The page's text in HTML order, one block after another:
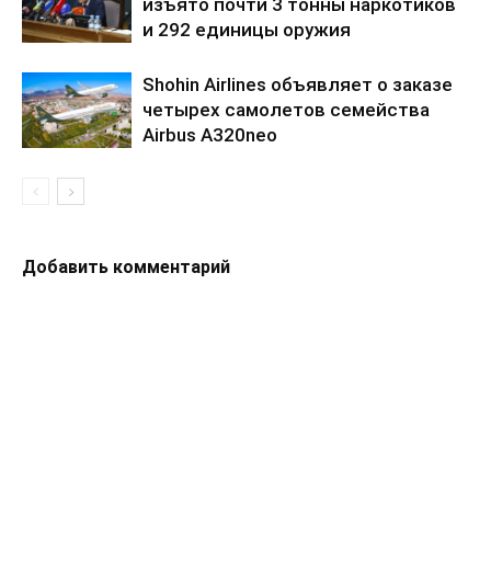
изъято почти 3 тонны наркотиков
и 292 единицы оружия
Shohin Airlines объявляет о заказе
четырех самолетов семейства
Airbus A320neo
Добавить комментарий